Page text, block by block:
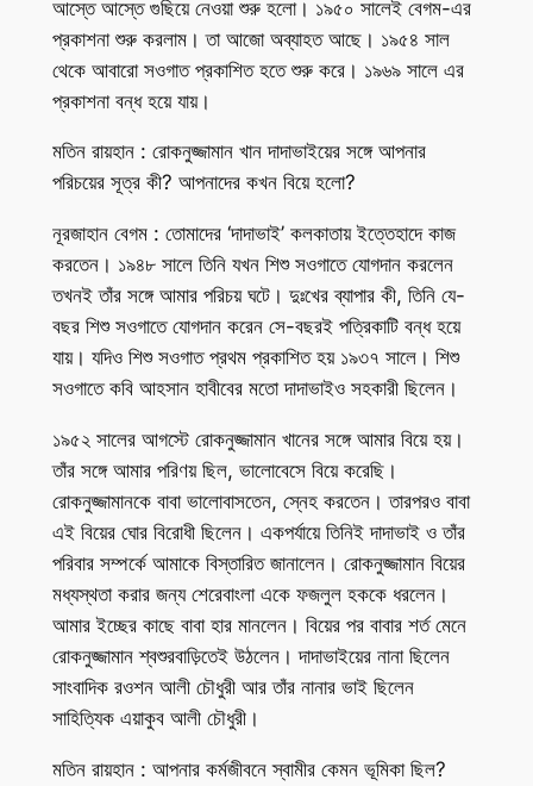
আস্তে আস্তে গুছিয়ে নেওয়া শুরু হলো। ১৯৫০ সালেই বেগম-এর
প্রকাশনা শুরু করলাম। তা আজো অব্যাহত আছে। ১৯৫৪ সাল
থেকে আবারো সওগাত প্রকাশিত হতে শুরু করে। ১৯৬৯ সালে এর
প্রকাশনা বন্ধ হয়ে যায়।
মতিন রায়হান : রোকনুজ্জামান খান দাদাভাইয়ের সঙ্গে আপনার
পরিচয়ের সূত্র কী? আপনাদের কখন বিয়ে হলো?
নূরজাহান বেগম : তোমাদের ‘দাদাভাই’ কলকাতায় ইত্তেহাদে কাজ
করতেন। ১৯৪৮ সালে তিনি যখন শিশু সওগাতে যোগদান করলেন
তখনই তাঁর সঙ্গে আমার পরিচয় ঘটে। দুঃখের ব্যাপার কী, তিনি যে-
বছর শিশু সওগাতে যোগদান করেন সে-বছরই পত্রিকাটি বন্ধ হয়ে
যায়। যদিও শিশু সওগাত প্রথম প্রকাশিত হয় ১৯৩৭ সালে। শিশু
সওগাতে কবি আহসান হাবীবের মতো দাদাভাইও সহকারী ছিলেন।
১৯৫২ সালের আগস্টে রোকনুজ্জামান খানের সঙ্গে আমার বিয়ে হয়।
তাঁর সঙ্গে আমার পরিণয় ছিল, ভালোবেসে বিয়ে করেছি।
রোকনুজ্জামানকে বাবা ভালোবাসতেন, স্নেহ করতেন। তারপরও বাবা
এই বিয়ের ঘোর বিরোধী ছিলেন। একপর্যায়ে তিনিই দাদাভাই ও তাঁর
পরিবার সম্পর্কে আমাকে বিস্তারিত জানালেন। রোকনুজ্জামান বিয়ের
মধ্যস্থতা করার জন্য শেরেবাংলা একে ফজলুল হককে ধরলেন।
আমার ইচ্ছের কাছে বাবা হার মানলেন। বিয়ের পর বাবার শর্ত মেনে
রোকনুজ্জামান শ্বশুরবাড়িতেই উঠলেন। দাদাভাইয়ের নানা ছিলেন
সাংবাদিক রওশন আলী চৌধুরী আর তাঁর নানার ভাই ছিলেন
সাহিত্যিক এয়াকুব আলী চৌধুরী।
মতিন রায়হান : আপনার কর্মজীবনে স্বামীর কেমন ভূমিকা ছিল?